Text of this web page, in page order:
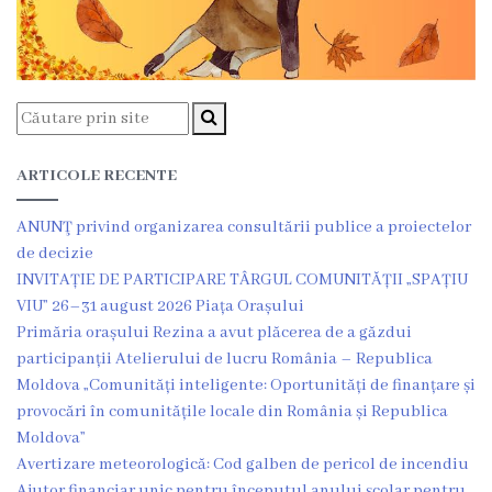
Grădinița
nr.2
,,Andrieș”
Grădinița
,,Bucuria”
Grădinița
nr.6
,,Cocoșelul
de
Aur”
ARTICOLE RECENTE
ANUNŢ privind organizarea consultării publice a proiectelor
de decizie
INVITAȚIE DE PARTICIPARE TÂRGUL COMUNITĂȚII „SPAȚIU
VIU” 26–31 august 2026 Piața Orașului
Primăria orașului Rezina a avut plăcerea de a găzdui
participanții Atelierului de lucru România – Republica
Moldova „Comunități inteligente: Oportunități de finanțare și
provocări în comunitățile locale din România și Republica
Moldova”
Avertizare meteorologică: Cod galben de pericol de incendiu